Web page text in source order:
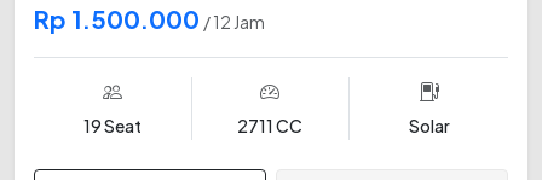
Rp 1.500.000 / 12 Jam
19 Seat 2711 CC Solar